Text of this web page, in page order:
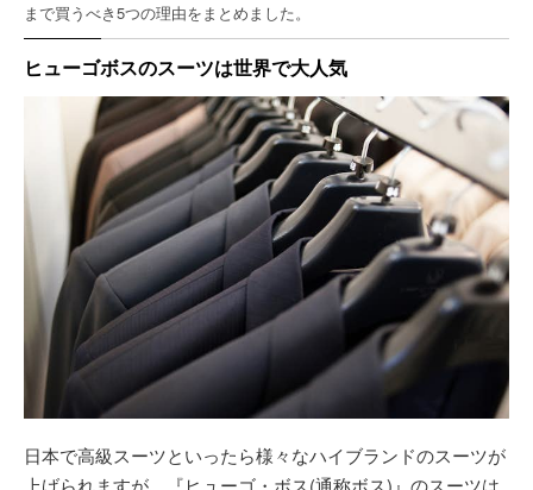
まで買うべき5つの理由をまとめました。
ヒューゴボスのスーツは世界で大人気
日本で高級スーツといったら様々なハイブランドのスーツが
上げられますが、『ヒューゴ・ボス(通称ボス)』のスーツは